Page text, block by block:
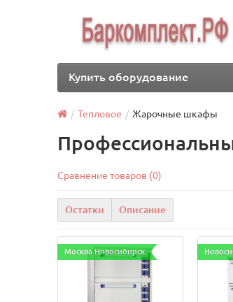
Купить оборудование
Тепловое Жарочные шкафы
Сравнение товаров (0)
Остатки Описание
Москва Новосибирск